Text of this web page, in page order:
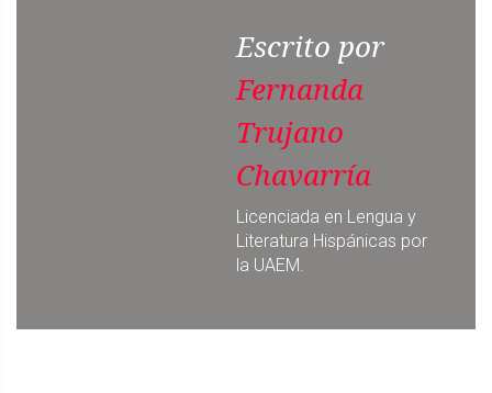
Escrito por
Fernanda
Trujano
Chavarría
Licenciada en Lengua y
Literatura Hispánicas por
la UAEM.